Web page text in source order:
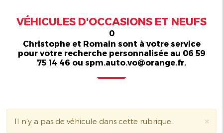
VÉHICULES D'OCCASIONS ET NEUFS
0
Christophe et Romain sont à votre service
pour votre recherche personnalisée au 06 59
75 14 46 ou spm.auto.vo@orange.fr.
×
Il n'y a pas de véhicule dans cette rubrique.